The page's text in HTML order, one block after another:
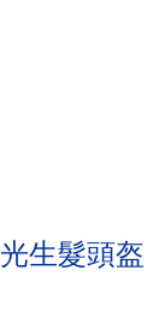
生髮頭盔